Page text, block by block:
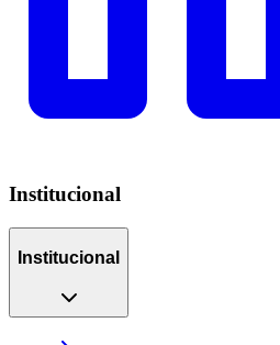
Institucional
Institucional